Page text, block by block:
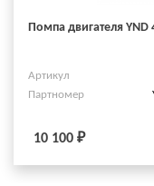
Помпа двигателя YND
Артикул
Партномер
10 100 ₽